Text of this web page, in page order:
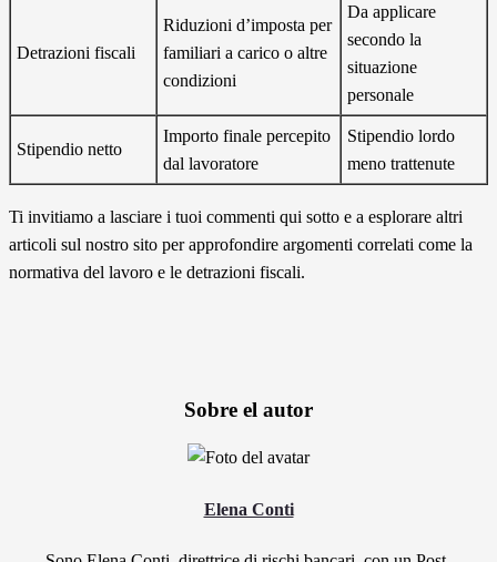
Detrazioni fiscali
Riduzioni d’imposta per
familiari a carico o altre
condizioni
Da applicare
secondo la
situazione
personale
Stipendio netto
Importo finale percepito
dal lavoratore
Stipendio lordo
meno trattenute
Ti invitiamo a lasciare i tuoi commenti qui sotto e a esplorare altri
articoli sul nostro sito per approfondire argomenti correlati come la
normativa del lavoro e le detrazioni fiscali.
Sobre el autor
Elena Conti